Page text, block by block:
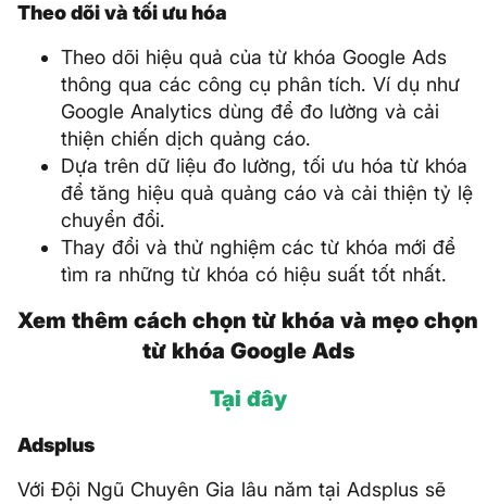
Theo dõi và tối ưu hóa
Theo dõi hiệu quả của từ khóa Google Ads
thông qua các công cụ phân tích. Ví dụ như
Google Analytics dùng để đo lường và cải
thiện chiến dịch quảng cáo.
Dựa trên dữ liệu đo lường, tối ưu hóa từ khóa
để tăng hiệu quả quảng cáo và cải thiện tỷ lệ
chuyển đổi.
Thay đổi và thử nghiệm các từ khóa mới để
tìm ra những từ khóa có hiệu suất tốt nhất.
Xem thêm cách chọn từ khóa và mẹo chọn
từ khóa Google Ads
Tại đây
Adsplus
Với Đội Ngũ Chuyên Gia lâu năm tại Adsplus sẽ